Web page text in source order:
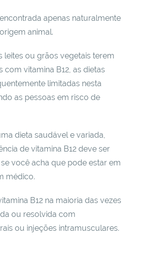
apenas naturalmente
animal.
leites ou grãos vegetais terem
com vitamina B12, as dietas
limitadas nesta
as pessoas em risco de
dieta saudável e variada,
de vitamina B12 deve ser
você acha que pode estar em
médico.
B12 na maioria das vezes
ou resolvida com
ou injeções intramusculares.